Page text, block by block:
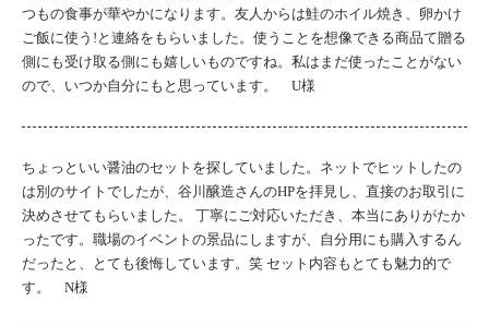
つもの食事が華やかになります。友人からは鮭のホイル焼き、卵かけ
ご飯に使う!と連絡をもらいました。使うことを想像できる商品て贈る
側にも受け取る側にも嬉しいものですね。私はまだ使ったことがない
ので、いつか自分にもと思っています。 U様
ちょっといい醤油のセットを探していました。ネットでヒットしたの
は別のサイトでしたが、谷川醸造さんのHPを拝見し、直接のお取引に
決めさせてもらいました。 丁寧にご対応いただき、本当にありがたか
ったです。職場のイベントの景品にしますが、自分用にも購入するん
だったと、とても後悔しています。笑 セット内容もとても魅力的で
す。 N様